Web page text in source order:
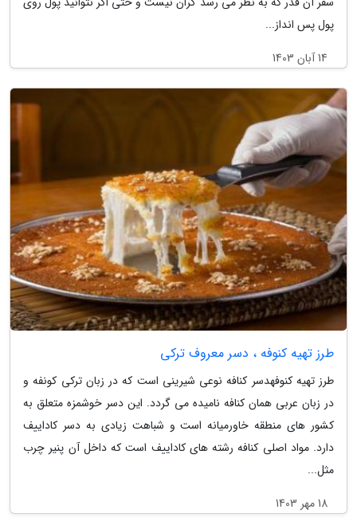
پول پس انداز...
14 آبان 1403
طرز تهیه کنوفه ، دسر معروف ترکی
طرز تهیه کنوفهدسر کنافه نوعی شیرینی است که در زبان ترکی کونفه و
در زبان عربی همان کنافه نامیده می گردد. این دسر خوشمزه متعلق به
کشور های منطقه خاورمیانه است و شباهت زیادی به دسر کاداییف
دارد. مواد اصلی کنافه رشته های کاداییف است که داخل آن پنیر چرب
مثل...
18 مهر 1403